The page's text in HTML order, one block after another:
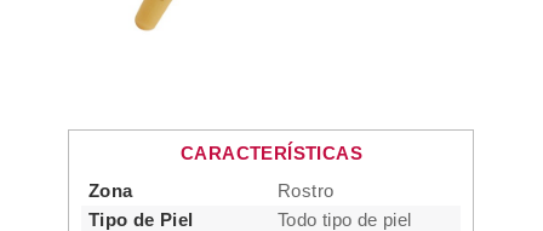
CARACTERÍSTICAS
Zona
Rostro
Tipo de Piel
Todo tipo de piel